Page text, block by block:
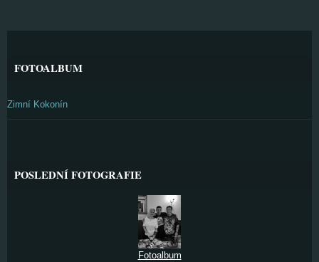
FOTOALBUM
Zimní Kokonín
POSLEDNÍ FOTOGRAFIE
Fotoalbum